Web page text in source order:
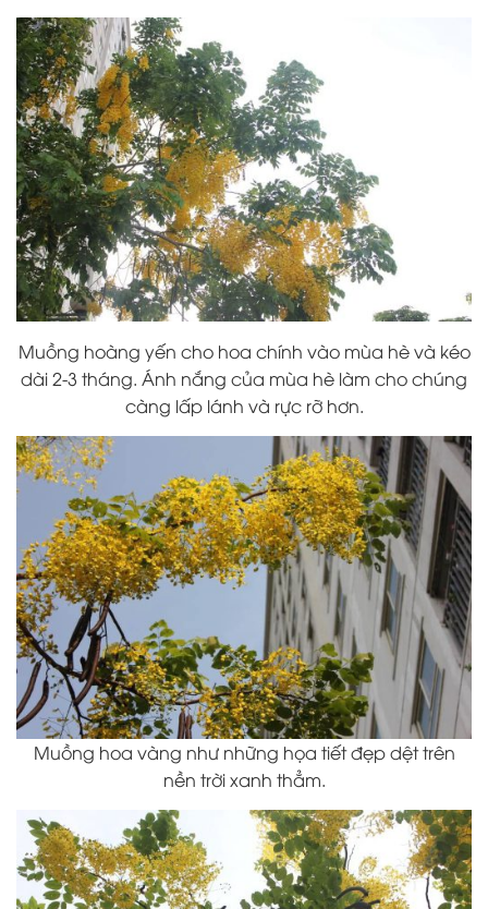
Muồng hoàng yến cho hoa chính vào mùa hè và kéo
dài 2-3 tháng. Ánh nắng của mùa hè làm cho chúng
càng lấp lánh và rực rỡ hơn.
Muồng hoa vàng như những họa tiết đẹp dệt trên
nền trời xanh thẳm.